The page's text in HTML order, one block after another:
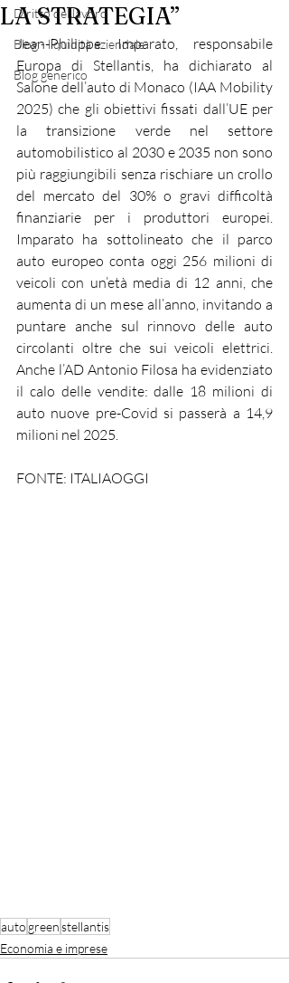
Diritto del lavoro
Blog - liquidità aziendale
Blog generico
LA STRATEGIA”
Jean-Philippe Imparato, responsabile
Europa di Stellantis, ha dichiarato al
Salone dell’auto di Monaco (IAA Mobility
2025) che gli obiettivi fissati dall’UE per
la transizione verde nel settore
automobilistico al 2030 e 2035 non sono
più raggiungibili senza rischiare un crollo
del mercato del 30% o gravi difficoltà
finanziarie per i produttori europei.
Imparato ha sottolineato che il parco
auto europeo conta oggi 256 milioni di
veicoli con un’età media di 12 anni, che
aumenta di un mese all’anno, invitando a
puntare anche sul rinnovo delle auto
circolanti oltre che sui veicoli elettrici.
Anche l’AD Antonio Filosa ha evidenziato
il calo delle vendite: dalle 18 milioni di
auto nuove pre-Covid si passerà a 14,9
milioni nel 2025.
FONTE: ITALIAOGGI
auto greenstellantis
Economia e imprese